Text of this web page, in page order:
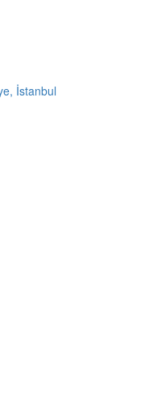
İstanbul